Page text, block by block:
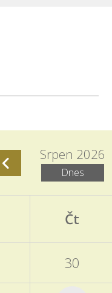
Srpen 2026
Dnes
Čt
30